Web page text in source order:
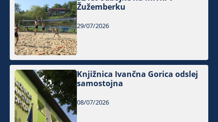
Žužemberku
29/07/2026
Knjižnica Ivančna Gorica odslej
samostojna
08/07/2026